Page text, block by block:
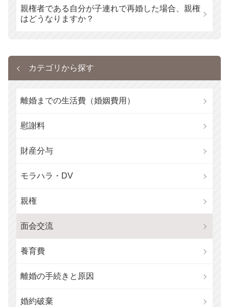
親権者である自分が子連れで再婚した場合、親権
はどうなりますか？
カテゴリから探す
離婚までの生活費（婚姻費用）
慰謝料
財産分与
モラハラ・DV
親権
面会交流
養育費
離婚の手続きと原因
婚約破棄